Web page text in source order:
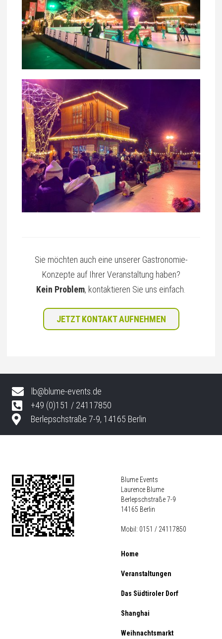
Sie möchten auch eine unserer Gastronomie-
Konzepte auf Ihrer Veranstaltung haben?
Kein Problem, kontaktieren Sie uns einfach.
JETZT KONTAKT AUFNEHMEN
lb@blume-events.de
+49 (0)151 / 24117850
Berlepschstraße 7-9, 14165 Berlin
Blume Events
Laurence Blume
Berlepschstraße 7-9
14165 Berlin
Mobil: 0151 / 24117850
Home
Veranstaltungen
Das Südtiroler Dorf
Shanghai
Weihnachtsmarkt